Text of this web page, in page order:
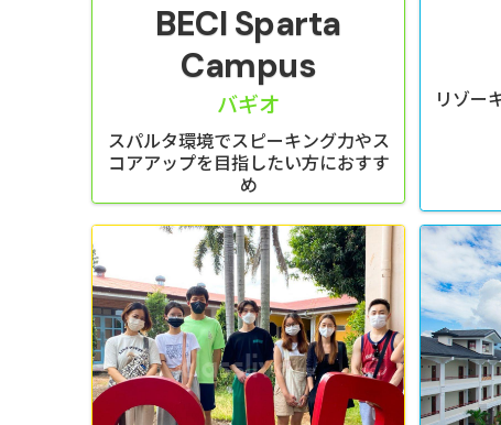
BECI Sparta
Campus
バギオ
スパルタ環境でスピーキング力やス
コアアップを目指したい方におすす
め
リゾー